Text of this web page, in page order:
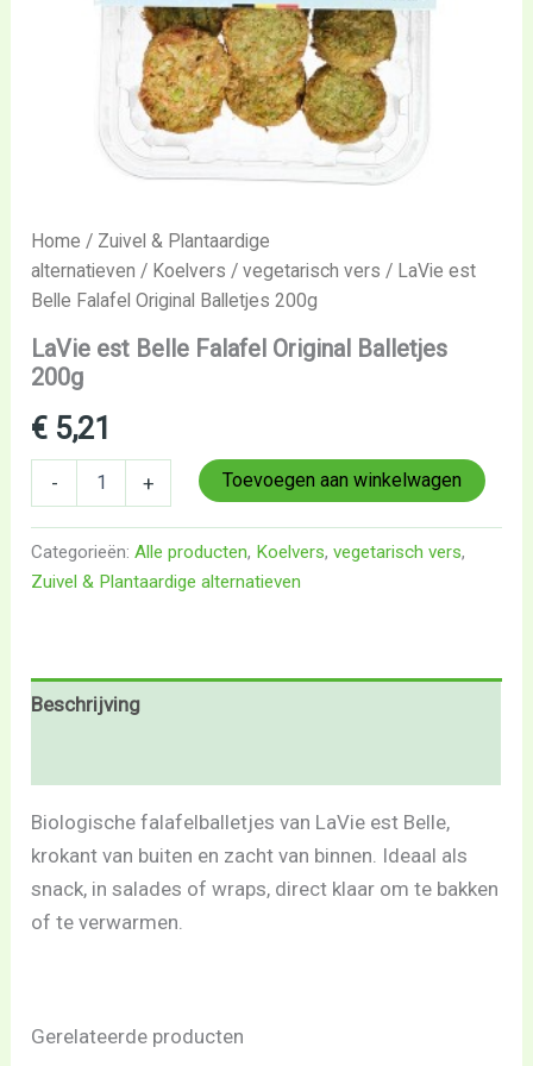
Home / Zuivel & Plantaardige
alternatieven / Koelvers /vegetarisch vers / LaVie est
Belle Falafel Original Balletjes 200g
LaVie est Belle Falafel Original Balletjes
200g
€ 5,21
- + Toevoegen aan winkelwagen
Categorieën:Alle producten, Koelvers,vegetarisch vers,
Zuivel & Plantaardige alternatieven
Beschrijving
Biologische falafelballetjes van LaVie est Belle,
krokant van buiten en zacht van binnen. Ideaal als
snack, in salades of wraps, direct klaar om te bakken
of te verwarmen.
Gerelateerde producten